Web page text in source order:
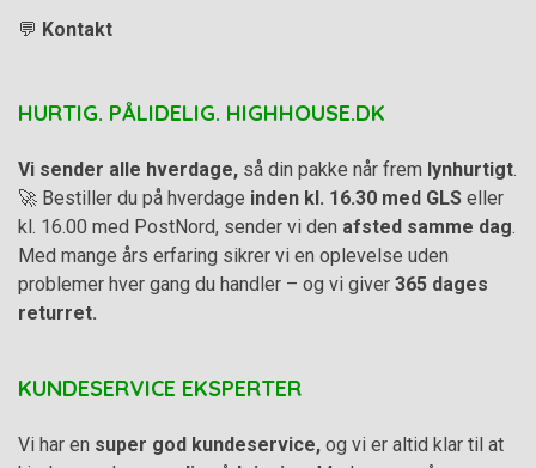
💬 Kontakt
HURTIG. PÅLIDELIG. HIGHHOUSE.DK
Vi sender alle hverdage, så din pakke når frem lynhurtigt
🚀 Bestiller du på hverdage inden kl. 16.30 med GLS eller
kl. 16.00 med PostNord, sender vi den afsted samme dag
Med mange års erfaring sikrer vi en oplevelse uden
problemer hver gang du handler – og vi giver 365 dages
returret.
KUNDESERVICE EKSPERTER
Vi har en super god kundeservice, og vi er altid klar til at